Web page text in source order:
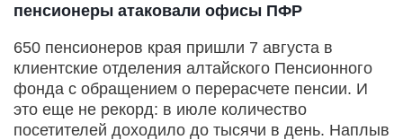
пенсионеры атаковали офисы ПФР
650 пенсионеров края пришли 7 августа в
клиентские отделения алтайского Пенсионного
фонда с обращением о перерасчете пенсии. И
это еще не рекорд: в июле количество
посетителей доходило до тысячи в день. Наплыв